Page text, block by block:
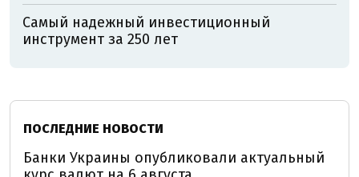
Самый надежный инвестиционный
инструмент за 250 лет
ПОСЛЕДНИЕ НОВОСТИ
Банки Украины опубликовали актуальный